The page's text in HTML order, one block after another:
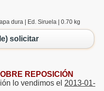
dura | Ed. Siruela | 0.70 kg
solicitar
REPOSICIÓN
lo vendimos el 2013-01-